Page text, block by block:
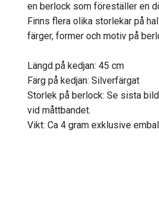
en berlock som föreställer en
Finns flera olika storlekar på
färger, former och motiv på
Längd på kedjan: 45 cm
Färg på kedjan: Silverfärgat
Storlek på berlock: Se sista
vid måttbandet.
Vikt: Ca 4 gram exklusive